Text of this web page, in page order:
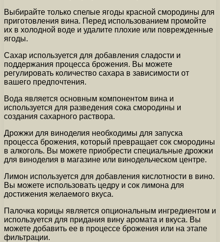
Выбирайте только спелые ягоды красной смородины для
приготовления вина. Перед использованием промойте
их в холодной воде и удалите плохие или поврежденные
ягоды.
Сахар используется для добавления сладости и
поддержания процесса брожения. Вы можете
регулировать количество сахара в зависимости от
вашего предпочтения.
Вода является основным компонентом вина и
используется для разведения сока смородины и
создания сахарного раствора.
Дрожжи для виноделия необходимы для запуска
процесса брожения, который превращает сок смородины
в алкоголь. Вы можете приобрести специальные дрожжи
для виноделия в магазине или винодельческом центре.
Лимон используется для добавления кислотности в вино.
Вы можете использовать цедру и сок лимона для
достижения желаемого вкуса.
Палочка корицы является опциональным ингредиентом и
используется для придания вину аромата и вкуса. Вы
можете добавить ее в процессе брожения или на этапе
фильтрации.